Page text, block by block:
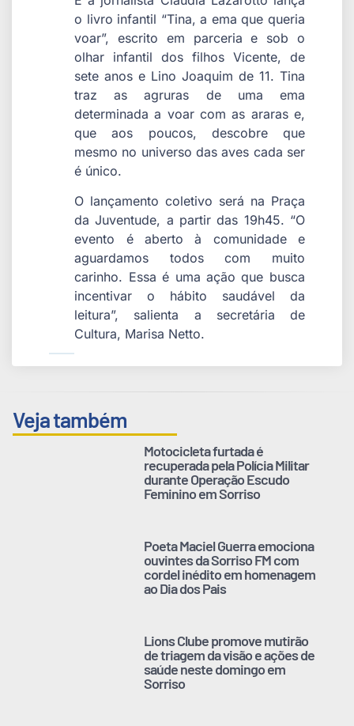
o livro infantil “Tina, a ema que queria
voar”, escrito em parceria e sob o
olhar infantil dos filhos Vicente, de
sete anos e Lino Joaquim de 11. Tina
traz as agruras de uma ema
determinada a voar com as araras e,
que aos poucos, descobre que
mesmo no universo das aves cada ser
é único.
O lançamento coletivo será na Praça
da Juventude, a partir das 19h45. “O
evento é aberto à comunidade e
aguardamos todos com muito
carinho. Essa é uma ação que busca
incentivar o hábito saudável da
leitura”, salienta a secretária de
Cultura, Marisa Netto.
Veja também
Motocicleta furtada é
recuperada pela Polícia Militar
durante Operação Escudo
Feminino em Sorriso
Poeta Maciel Guerra emociona
ouvintes da Sorriso FM com
cordel inédito em homenagem
ao Dia dos Pais
Lions Clube promove mutirão
de triagem da visão e ações de
saúde neste domingo em
Sorriso